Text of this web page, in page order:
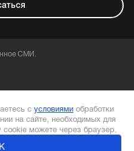
СМИ.
с условиями обработки
на сайте, необходимых для
cookie можете через браузер.